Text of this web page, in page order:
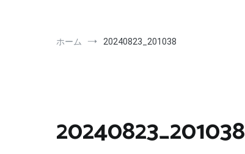
ホーム 20240823_201038
20240823_201038